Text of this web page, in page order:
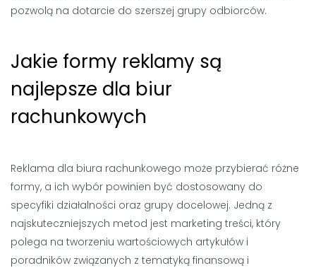
pozwolą na dotarcie do szerszej grupy odbiorców.
Jakie formy reklamy są
najlepsze dla biur
rachunkowych
Reklama dla biura rachunkowego może przybierać różne
formy, a ich wybór powinien być dostosowany do
specyfiki działalności oraz grupy docelowej. Jedną z
najskuteczniejszych metod jest marketing treści, który
polega na tworzeniu wartościowych artykułów i
poradników związanych z tematyką finansową i